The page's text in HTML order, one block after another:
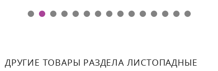
ДРУГИЕ ТОВАРЫ РАЗДЕЛА ЛИСТОПАДНЫЕ